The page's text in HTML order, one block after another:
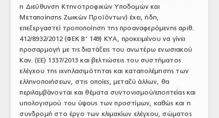
η Διεύθυνση Κτηνοτροφικών Υποδομών και
Μεταποίησης Ζωικών Προϊόντων) έχει, ήδη,
επεξεργαστεί τροποποίηση της προαναφερόμενης αριθ.
412/8932/2012 (ΦΕΚ Β' 149) ΚΥΑ, προκειμένου να γίνει
προσαρμογή με τις διατάξεις του ανωτέρω ενωσιακού
Καν. (ΕΕ) 1337/2013 και βελτιώσεις του συστήματος
ελέγχου της ιχνηλασιμότητας και καταπολέμησης των
ελληνοποιήσεων, στις οποίες, μεταξύ άλλων, θα
περιλαμβάνονται και θέματα συντονισμού/εποπτείας και
υπολογισμού του ύψους των προστίμων, καθώς και η
συνδρομή στο έργο των κλιμακίων ελέγχου, σώματος